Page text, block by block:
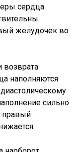
сердца
желудочек во
возврата
наполняются
сильно
правый